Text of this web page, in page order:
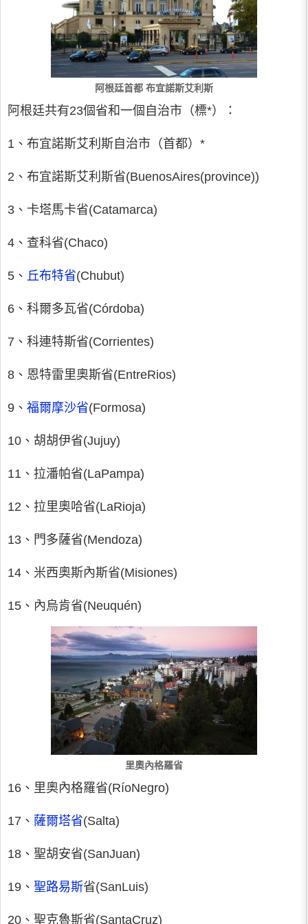
阿根廷首都 布宜諾斯艾利斯
阿根廷共有23個省和一個自治市（標*）：
1、布宜諾斯艾利斯自治市（首都）*
2、布宜諾斯艾利斯省(BuenosAires(province))
3、卡塔馬卡省(Catamarca)
4、查科省(Chaco)
5、 丘布特省(Chubut)
6、科爾多瓦省(Córdoba)
7、科連特斯省(Corrientes)
8、恩特雷里奧斯省(EntreRios)
9、 福爾摩沙省(Formosa)
10、胡胡伊省(Jujuy)
11、拉潘帕省(LaPampa)
12、拉里奧哈省(LaRioja)
13、門多薩省(Mendoza)
14、米西奧斯內斯省(Misiones)
15、內烏肯省(Neuquén)
里奧內格羅省
16、里奧內格羅省(RíoNegro)
17、 薩爾塔省(Salta)
18、聖胡安省(SanJuan)
19、 聖路易斯省(SanLuis)
20、聖克魯斯省(SantaCruz)